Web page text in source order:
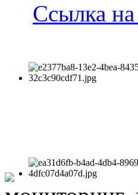
Ссылка